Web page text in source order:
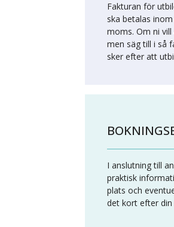
Fakturan för
ska betalas
moms. Om ni
men säg till i så
sker efter att
I anslutning till
praktisk
plats och
det kort efter din